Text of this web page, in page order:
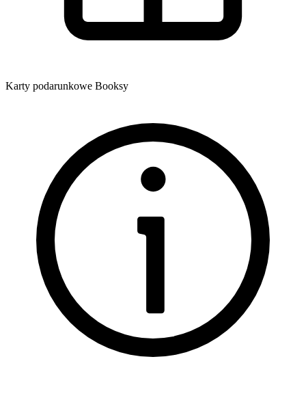
Karty podarunkowe Booksy